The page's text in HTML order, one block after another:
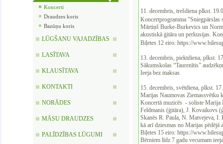
Koncerti
Draudzes koris
Bazūņu koris
LŪGŠANU VAJADZĪBAS
LASĪTAVA
KLAUSĪTAVA
KONTAKTI
NORĀDES
MĀSU DRAUDZES
PALĪDZĪBAS LŪGUMI
11. decembris, trešdiena plkst.
Koncertprogramma
Mārtiņš Burke-Burkevics un
akustiskā ģitāra un perkusijas.
Biļetes 12 eiro: https://
13. decembris, piektdiena, plkst.
Sākumskolas “Taurenītis”
Ieeja bez maksas
15. decembris, svētdiena, plkst.
Marijas Naumovas Ziemassvētku
Koncertā muzicēs - soliste Marija
Feldmanis (ģitāra), J. Kovaikovs
Skanēs R. Paula, N. Matvejeva,
kā arī dziesmas no Marijas
Biļetes 15 eiro: https://
Bērniem līdz 7 gadu vecumam